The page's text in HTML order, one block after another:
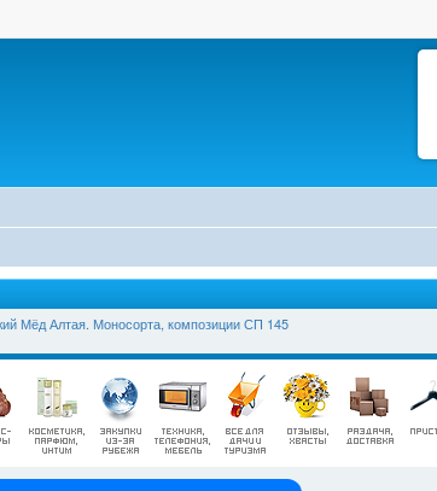
Мёд Алтая. Моносорта, композиции СП 145